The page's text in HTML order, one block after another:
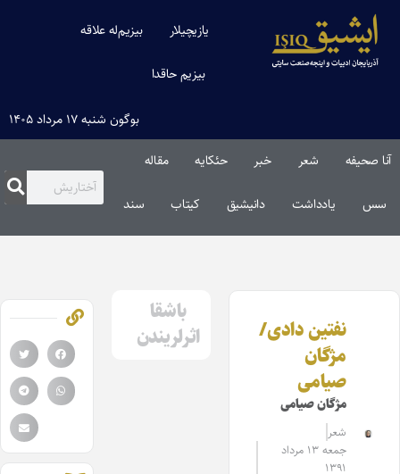
یازیچیلار بیزیم‌له علاقه
بیزیم حاقدا
بوگون شنبه ۱۷ مرداد ۱۴۰۵
آنا صحیفه شعر خبر حئکایه مقاله‌
سس یادداشت دانیشیق کیتاب سند
نفتین دادی/
مژگان
صیامی
مژگان صیامی
شعر
جمعه ۱۳ مرداد
۱۳۹۱
باشقا
اثرلریندن